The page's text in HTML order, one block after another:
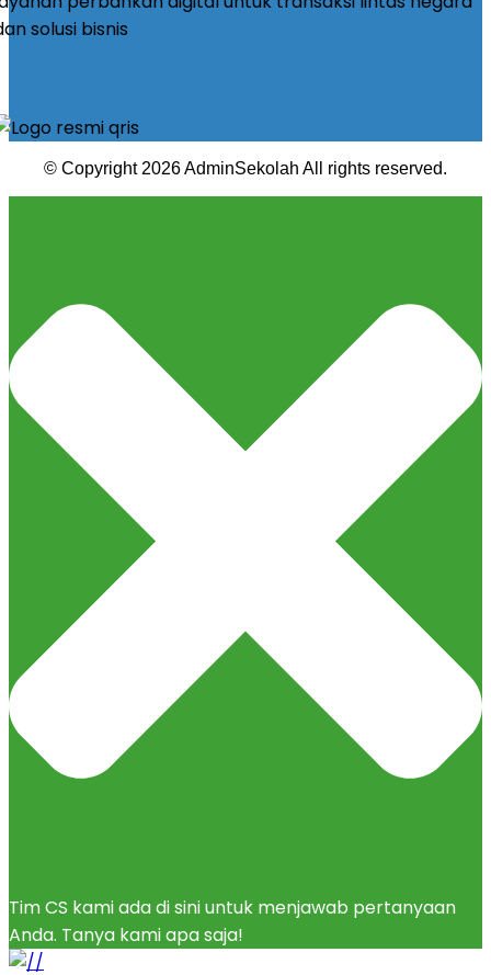
© Copyright 2026 AdminSekolah All rights reserved.
Tim CS kami ada di sini untuk menjawab pertanyaan
Anda. Tanya kami apa saja!